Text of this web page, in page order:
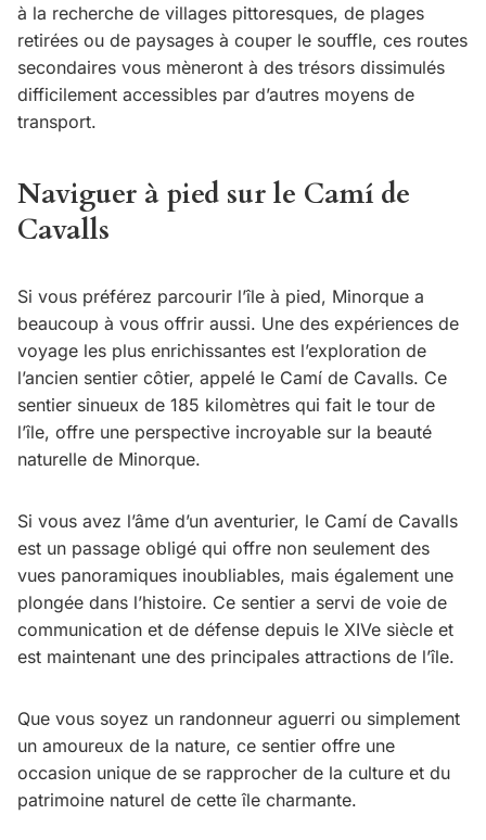
à la recherche de villages pittoresques, de plages
retirées ou de paysages à couper le souffle, ces routes
secondaires vous mèneront à des trésors dissimulés
difficilement accessibles par d’autres moyens de
transport.
Naviguer à pied sur le Camí de
Cavalls
Si vous préférez parcourir l’île à pied, Minorque a
beaucoup à vous offrir aussi. Une des expériences de
voyage les plus enrichissantes est l’exploration de
l’ancien sentier côtier, appelé le Camí de Cavalls. Ce
sentier sinueux de 185 kilomètres qui fait le tour de
l’île, offre une perspective incroyable sur la beauté
naturelle de Minorque.
Si vous avez l’âme d’un aventurier, le Camí de Cavalls
est un passage obligé qui offre non seulement des
vues panoramiques inoubliables, mais également une
plongée dans l’histoire. Ce sentier a servi de voie de
communication et de défense depuis le XIVe siècle et
est maintenant une des principales attractions de l’île.
Que vous soyez un randonneur aguerri ou simplement
un amoureux de la nature, ce sentier offre une
occasion unique de se rapprocher de la culture et du
patrimoine naturel de cette île charmante.